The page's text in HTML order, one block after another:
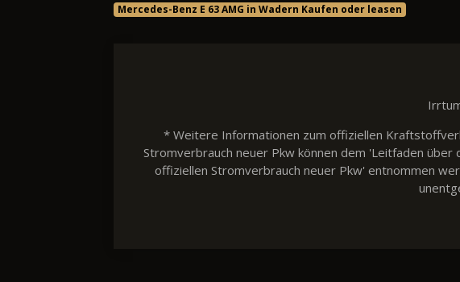
Mercedes-Benz E 63 AMG in Wadern Kaufen oder leasen
* Weitere Informationen zum offiziellen
Stromverbrauch neuer Pkw können dem 'Leitfaden
offiziellen Stromverbrauch neuer Pkw' entnommen